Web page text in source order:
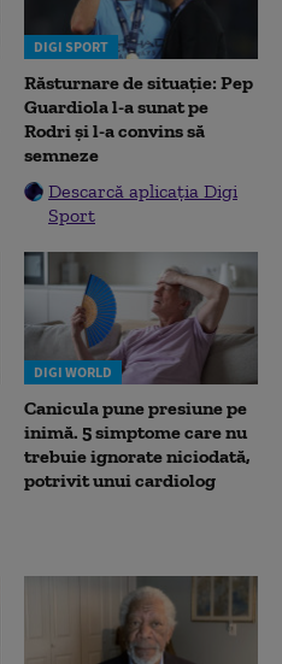
DIGI SPORT
Răsturnare de situație: Pep
Guardiola l-a sunat pe
Rodri și l-a convins să
semneze
Descarcă aplicația Digi
Sport
DIGI WORLD
Canicula pune presiune pe
inimă. 5 simptome care nu
trebuie ignorate niciodată,
potrivit unui cardiolog